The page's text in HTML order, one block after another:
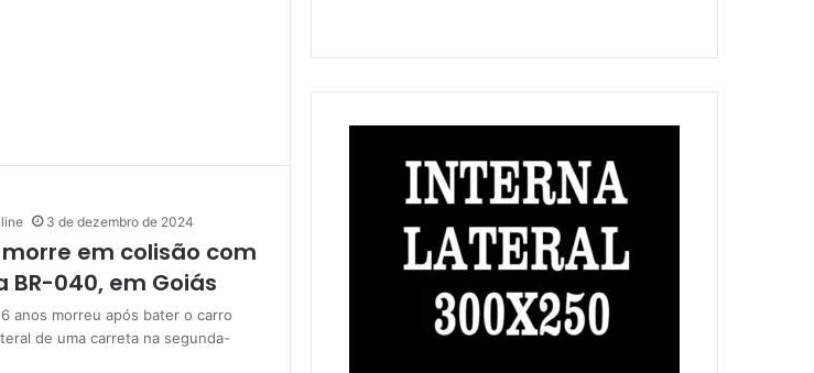
3 de dezembro de 2024
em colisão com
BR-040, em Goiás
anos morreu após bater o carro
de uma carreta na segunda-